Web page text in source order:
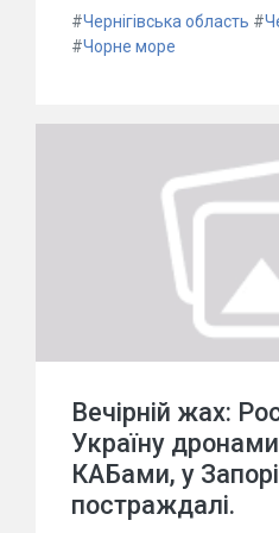
#Чернігівська область #
#Чорне море
Вечірній жах:
Україну
КАБами, у
постраждалі.